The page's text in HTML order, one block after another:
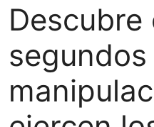
Descubre
segundos